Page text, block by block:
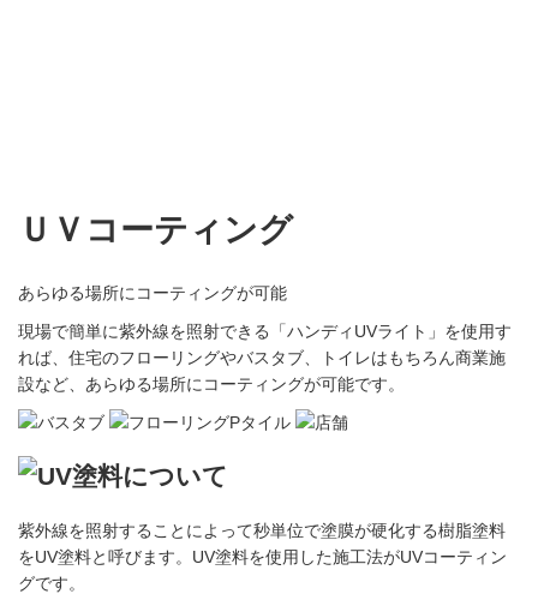
ＵＶコーティング
あらゆる場所にコーティングが可能
現場で簡単に紫外線を照射できる「ハンディUVライト」を使用す
れば、住宅のフローリングやバスタブ、トイレはもちろん商業施
設など、あらゆる場所にコーティングが可能です。
紫外線を照射することによって秒単位で塗膜が硬化する樹脂塗料
をUV塗料と呼びます。UV塗料を使用した施工法がUVコーティン
グです。